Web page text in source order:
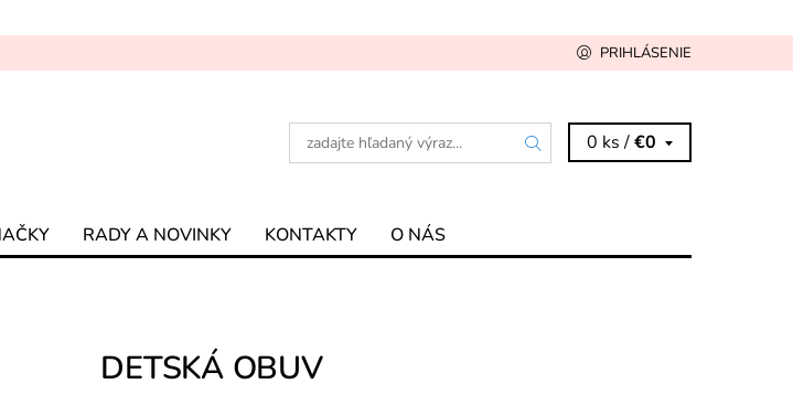
PRIHLÁSENIE
0 ks /€0
RADY A NOVINKY KONTAKTY O NÁS
DETSKÁ OBUV